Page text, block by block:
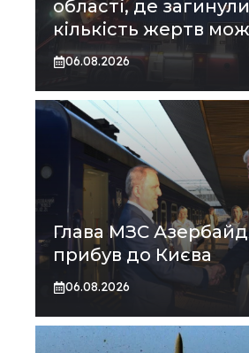
області, де
кількість жертв
06.08.2026
Глава МЗС
прибув до Києва
06.08.2026